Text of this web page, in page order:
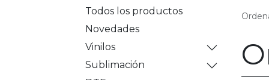
Todos los productos
Novedades
Vinilos
Sublimación